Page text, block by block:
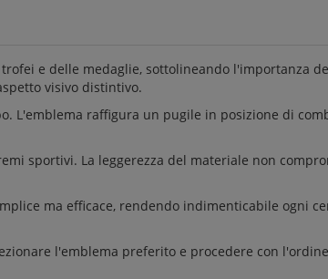
e delle medaglie, sottolineando l'importanza
visivo distintivo.
L'emblema raffigura un pugile in posizione di
sportivi. La leggerezza del materiale non
ma efficace, rendendo indimenticabile ogni
l'emblema preferito e procedere con